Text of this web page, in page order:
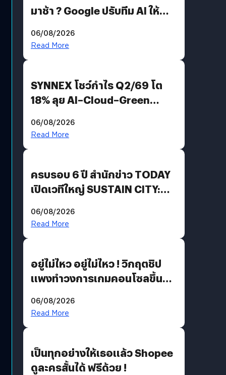
มาช้า ? Google ปรับทีม AI ให้
AGI
06/08/2026
Read More
SYNNEX โชว์กำไร Q2/69 โต
18% ลุย AI–Cloud–Green
Revenue เร่งเครื่อง New
06/08/2026
Read More
ครบรอบ 6 ปี สำนักข่าว TODAY
เปิดเวทีใหญ่ SUSTAIN CITY:
แนวทางปรับตัวสู่เศรษฐกิจสี
06/08/2026
Read More
อยู่ไม่ไหว อยู่ไม่ไหว ! วิกฤตชิป
แพงทำวงการเกมคอนโซลขึ้น
?
06/08/2026
Read More
เป็นทุกอย่างให้เธอแล้ว Shopee
ดูละครสั้นได้ ฟรีด้วย !